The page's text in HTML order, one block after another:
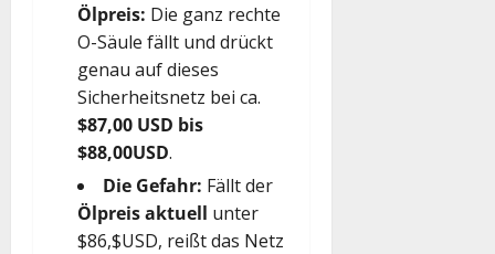
Ölpreis: Die ganz rechte
O-Säule fällt und drückt
genau auf dieses
$87,00 USD bis
$88,00USD.
Die Gefahr:
Ölpreis aktuell unter
$86,$USD, reißt das Netz